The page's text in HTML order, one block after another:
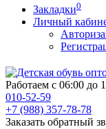
Закладки0
Личный
Работаем с 06:00 до
010-52-59
+7 (988) 357-78-78
Заказать обратный